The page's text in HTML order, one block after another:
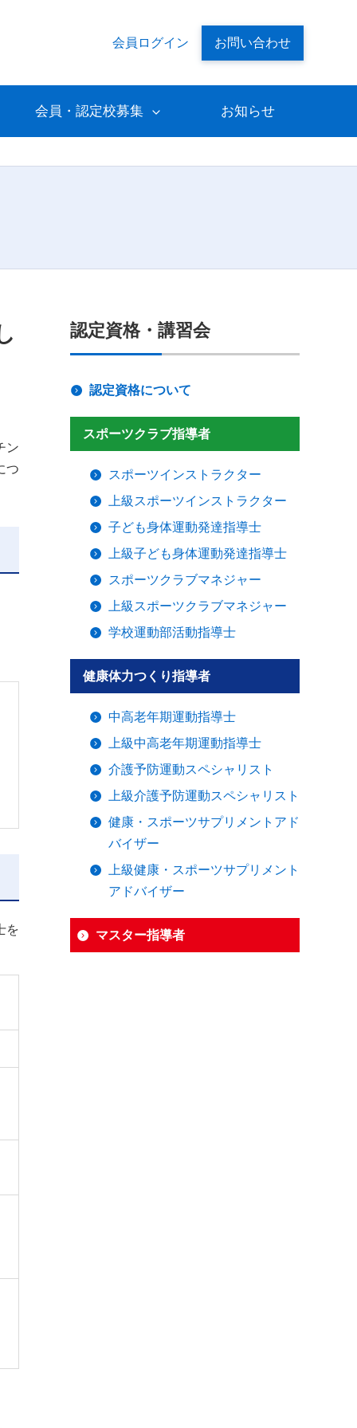
会員・認定校募集 お知らせ
会員ログイン お問い合わせ
ン
つ
を
認定資格・講習会
認定資格について
スポーツクラブ指導者
スポーツインストラクター
上級スポーツインストラクター
子ども身体運動発達指導士
上級子ども身体運動発達指導士
スポーツクラブマネジャー
上級スポーツクラブマネジャー
学校運動部活動指導士
健康体力つくり指導者
中高老年期運動指導士
上級中高老年期運動指導士
介護予防運動スペシャリスト
上級介護予防運動スペシャリスト
健康・スポーツサプリメントアド
バイザー
上級健康・スポーツサプリメント
アドバイザー
マスター指導者